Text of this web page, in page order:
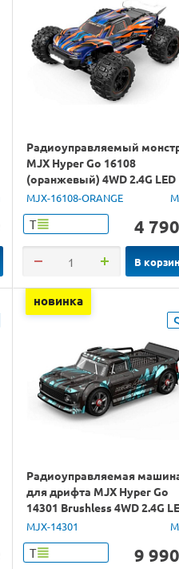
Радиоуправляемый
MJX Hyper Go 16108
(оранжевый) 4WD 2.4G LED
1/16 RTR
MJX-16108-ORANGE
Т 4 790
В
новинка
Радиоуправляемая
для дрифта MJX Hyper Go
14301 Brushless 4WD 2.4G
1/14 RTR
MJX-14301
Т 9 990